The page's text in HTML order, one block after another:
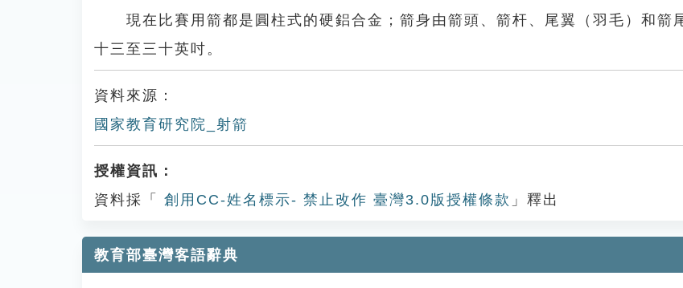
現在比賽用箭都是圓柱式的硬鋁合金；箭身由箭頭、箭杆、尾翼（羽毛）和箭
十三至三十英吋。
資料來源：
國家教育研究院_射箭
授權資訊：
資料採「
創用CC-姓名標示- 禁止改作 臺灣3.0版授權條款 」釋出
教育部臺灣客語辭典